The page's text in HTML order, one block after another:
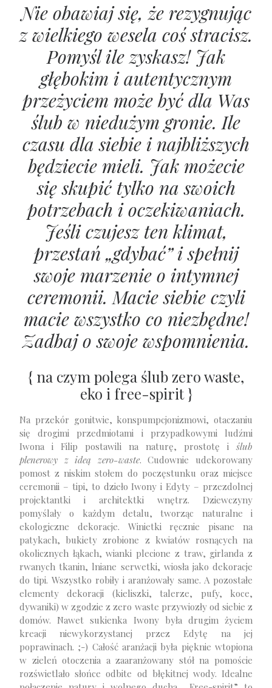
Nie obawiaj się, że rezygnując
z wielkiego wesela coś stracisz.
Pomyśl ile zyskasz! Jak
głębokim i autentycznym
przeżyciem może być dla Was
ślub w niedużym gronie. Ile
czasu dla siebie i najbliższych
będziecie mieli. Jak możecie
się skupić tylko na swoich
potrzebach i oczekiwaniach.
Jeśli czujesz ten klimat,
przestań „gdybać” i spełnij
swoje marzenie o intymnej
ceremonii. Macie siebie czyli
macie wszystko co niezbędne!
Zadbaj o swoje wspomnienia.
{ na czym polega ślub zero waste,
eko i free-spirit }
Na przekór gonitwie, konspumpcjonizmowi, otaczaniu
się drogimi przedmiotami i przypadkowymi ludźmi
Iwona i Filip postawili na naturę, prostotę i ślub
plenerowy z ideą zero-waste. Cudownie udekorowany
pomost z niskim stołem do poczęstunku oraz miejsce
ceremonii – tipi, to dzieło Iwony i Edyty – przezdolnej
projektantki i architektki wnętrz. Dziewczyny
pomyślały o każdym detalu, tworząc naturalne i
ekologiczne dekoracje. Winietki ręcznie pisane na
patykach, bukiety zrobione z kwiatów rosnących na
okolicznych łąkach, wianki plecione z traw, girlanda z
rwanych tkanin, lniane serwetki, wiosła jako dekoracje
do tipi. Wszystko robiły i aranżowały same. A pozostałe
elementy dekoracji (kieliszki, talerze, pufy, koce,
dywaniki) w zgodzie z zero waste przywiozły od siebie z
domów. Nawet sukienka Iwony była drugim życiem
kreacji niewykorzystanej przez Edytę na jej
poprawinach. ;-) Całość aranżacji była pięknie wtopiona
w zieleń otoczenia a zaaranżowany stół na pomoście
rozświetlało słońce odbite od błękitnej wody. Idealne